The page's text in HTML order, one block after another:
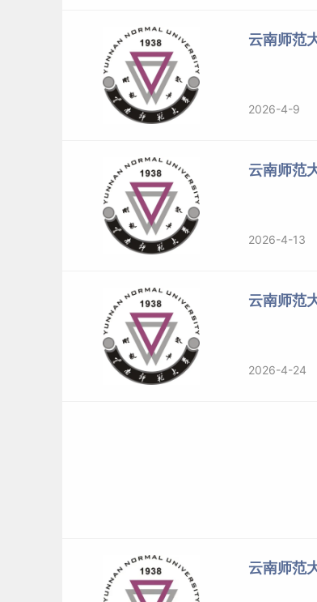
二、云南师范大学简介
云南省人民政府共建，云南省
一流学科建
府奖学金来华留学生接收院校，是全国
范基地建设高校和“卓越教师培养计划”实
的教师摇篮”。
更名昆明师范学院；1984年更名为云南
标签：云南师范大学
云南师范
2026-4-9
云南师范
2026-4-13
云南师范
2026-4-24
云南师范